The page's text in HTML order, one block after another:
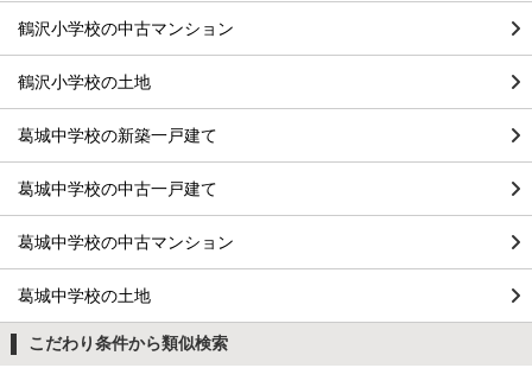
鶴沢小学校の中古マンション
鶴沢小学校の土地
葛城中学校の新築一戸建て
葛城中学校の中古一戸建て
葛城中学校の中古マンション
葛城中学校の土地
こだわり条件から類似検索